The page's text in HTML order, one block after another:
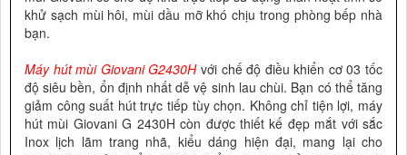
khử sạch mùi hôi, mùi dầu mỡ khó chịu trong phòng bếp nhà
bạn.
Máy hút mùi Giovani G2430Hvới chế độ điều khiển cơ 03 tốc
độ siêu bền, ổn định nhất dễ vệ sinh lau chùi. Bạn có thể tăng
giảm công suất hút trực tiếp tùy chọn. Không chỉ tiện lợi, máy
hút mùi Giovani G 2430H còn được thiết kế đẹp mắt với sắc
Inox lịch lãm trang nhã, kiểu dáng hiện đại, mang lại cho